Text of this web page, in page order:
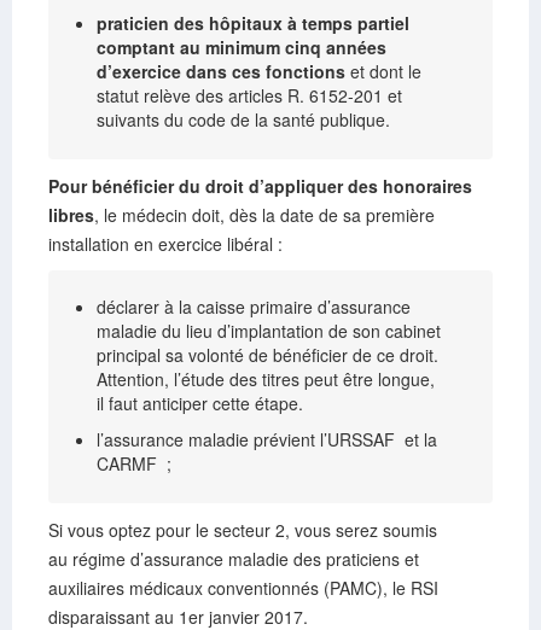
praticien des hôpitaux à temps partiel
comptant au minimum cinq années
d’exercice dans ces fonctions et dont le
statut relève des articles R. 6152-201 et
suivants du code de la santé publique.
Pour bénéficier du droit d’appliquer des honoraires
libres, le médecin doit, dès la date de sa première
installation en exercice libéral :
déclarer à la caisse primaire d’assurance
maladie du lieu d’implantation de son cabinet
principal sa volonté de bénéficier de ce droit.
Attention, l’étude des titres peut être longue,
il faut anticiper cette étape.
l’assurance maladie prévient l’URSSAF et la
CARMF ;
Si vous optez pour le secteur 2, vous serez soumis
au régime d’assurance maladie des praticiens et
auxiliaires médicaux conventionnés (PAMC), le RSI
disparaissant au 1er janvier 2017.